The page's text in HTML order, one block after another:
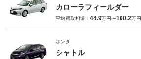
カローラフィールダー
平均買取相場： 44.9万円〜100.2万円
ホンダ
シャトル